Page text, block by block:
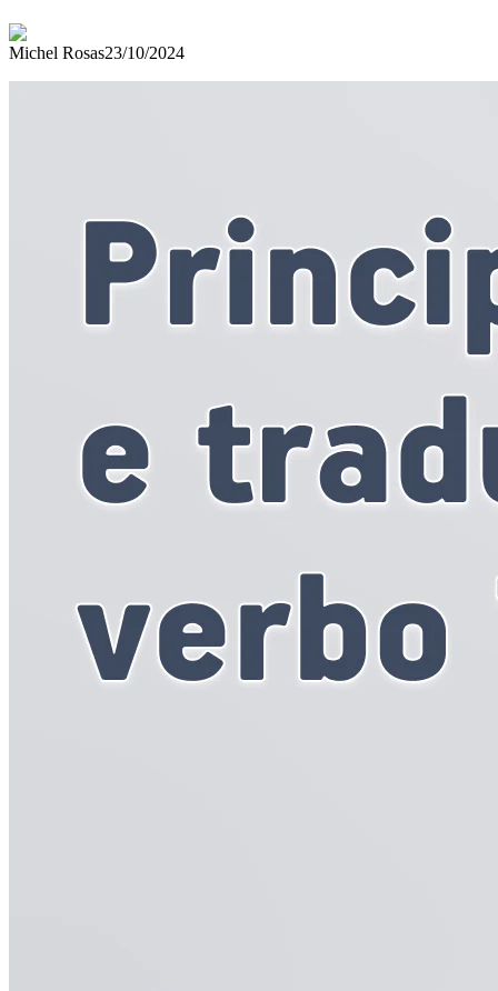
Michel Rosas23/10/2024